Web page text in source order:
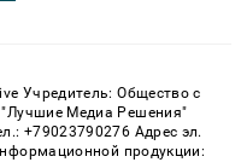
Учредитель: Общество с
"Лучшие Медиа Решения"
+79023790276 Адрес эл.
продукции: